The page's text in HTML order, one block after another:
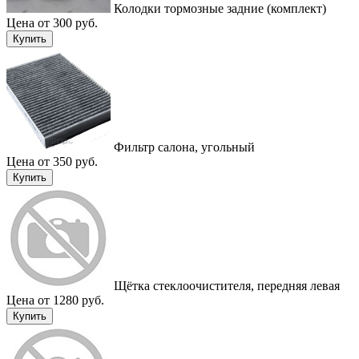
Колодки тормозные задние (комплект)
Цена от 300 руб.
Купить
Фильтр салона, угольный
Цена от 350 руб.
Купить
Щётка стеклоочистителя, передняя левая
Цена от 1280 руб.
Купить